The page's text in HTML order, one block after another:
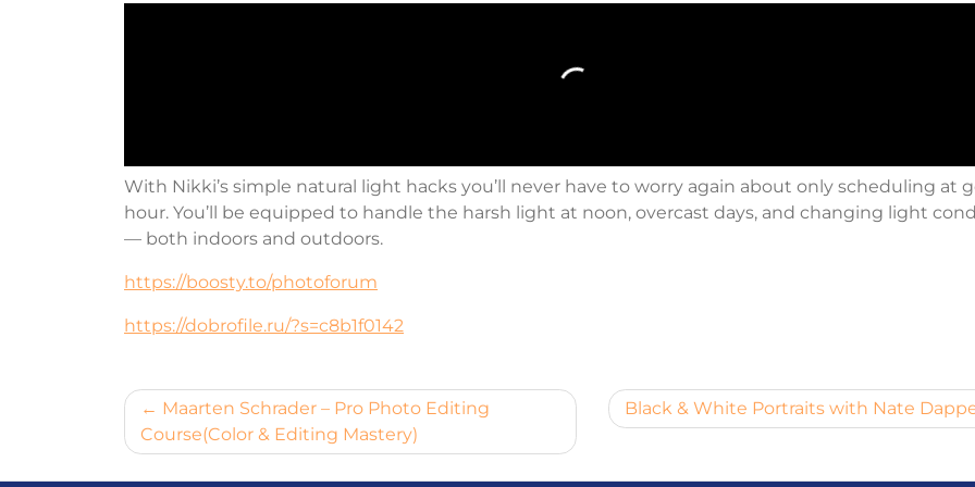
With Nikki’s simple natural light hacks you’ll never have to worry again about only scheduling at
hour. You’ll be equipped to handle the harsh light at noon, overcast days, and changing light
— both indoors and outdoors.
https://boosty.to/photoforum
https://dobrofile.ru/?s=c8b1f0142
Навигация
по
Maarten Schrader – Pro Photo Editing
Course(Color & Editing Mastery)
Black & White Portraits with Nate